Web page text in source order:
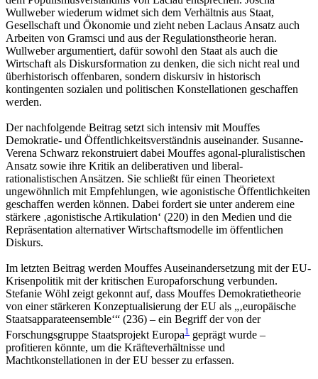
Wullweber wiederum widmet sich dem Verhältnis aus Staat,
Gesellschaft und Ökonomie und zieht neben Laclaus Ansatz auch
Arbeiten von Gramsci und aus der Regulationstheorie heran.
Wullweber argumentiert, dafür sowohl den Staat als auch die
Wirtschaft als Diskursformation zu denken, die sich nicht real und
überhistorisch offenbaren, sondern diskursiv in historisch
kontingenten sozialen und politischen Konstellationen geschaffen
werden.
Der nachfolgende Beitrag setzt sich intensiv mit Mouffes
Demokratie- und Öffentlichkeitsverständnis auseinander. Susanne-
Verena Schwarz rekonstruiert dabei Mouffes agonal-pluralistischen
Ansatz sowie ihre Kritik an deliberativen und liberal-
rationalistischen Ansätzen. Sie schließt für einen Theorietext
ungewöhnlich mit Empfehlungen, wie agonistische Öffentlichkeiten
geschaffen werden können. Dabei fordert sie unter anderem eine
stärkere ‚agonistische Artikulation‘ (220) in den Medien und die
Repräsentation alternativer Wirtschaftsmodelle im öffentlichen
Diskurs.
Im letzten Beitrag werden Mouffes Auseinandersetzung mit der EU-
Krisenpolitik mit der kritischen Europaforschung verbunden.
Stefanie Wöhl zeigt gekonnt auf, dass Mouffes Demokratietheorie
von einer stärkeren Konzeptualisierung der EU als „‚europäische
Staatsapparateensemble‘“ (236) – ein Begriff der von der
Forschungsgruppe Staatsprojekt Europa1 geprägt wurde –
profitieren könnte, um die Kräfteverhältnisse und
Machtkonstellationen in der EU besser zu erfassen.